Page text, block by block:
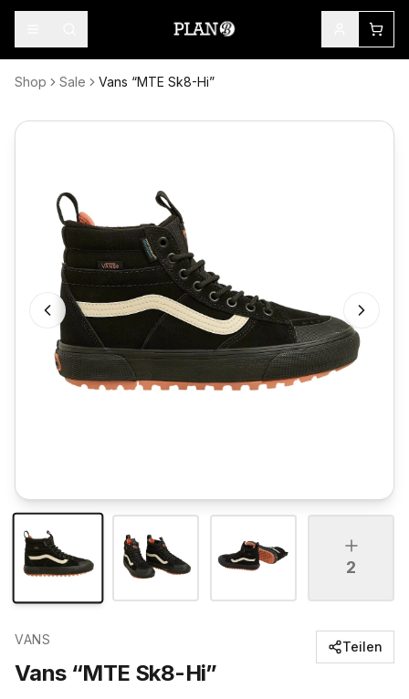
Shop Sale Vans “MTE Sk8-Hi”
2
VANS
Vans “MTE Sk8-Hi”
Teilen